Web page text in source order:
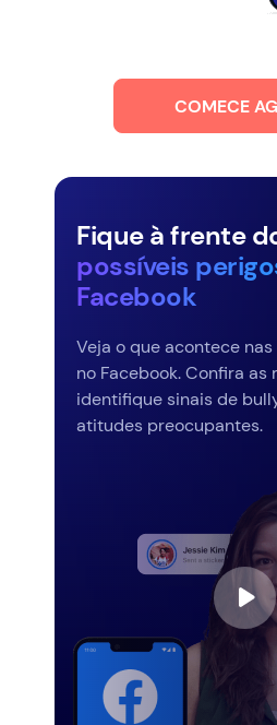
COMECE
Fique à frente
possíveis
Facebook
Veja o que acontece
no Facebook. Confira as
identifique sinais de
atitudes preocupantes.